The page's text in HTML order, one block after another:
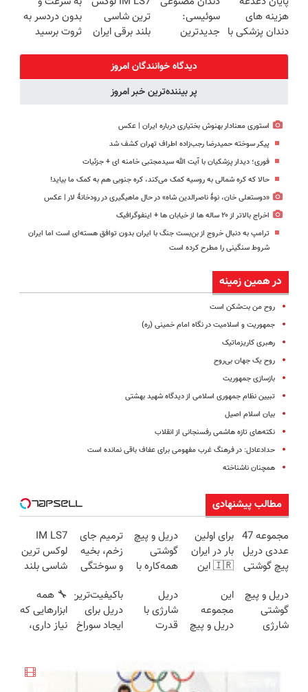
انقلاب
هزینه های
دندان پزشکی با
سوئیسی:
جدیدترین
سبک و مقاوم |
پرداخت قسطی
ترین شاسی
بلند برقی ایران
بدون دردسر به
ثروت برسید
پولسازی)
دیدگاه خوانندگان امروز
پر بیننده‌ترین خبر امروز
استوری معنادار بهنوش بختیاری درباره ایران | عکس
پیکر سوخته حمیدرضا رجب‌زاده اطراف تهران کشف شد
فوری؛ دیدار پزشکیان با آیت الله سیدمجتبی خامنه ای + جزئیات
حالا که کره شمالی به روسیه کمک می‌کند، کره جنوبی هم به کمک ما بیاید!
«دوستعلی خان، نوۀ ناصرالدین شاه» در حال ماهیگیری در رودخانۀ لار | عکس
اخراج بالاتر از ۲۰ ساله ها از خیابان ها + اینفوگرافیک
ترامپ به دنبال خروج از بن‌بست جنگ با ایران بدون توافق هسته‌ای است اما ایران
شروط سنگینی را مطرح کرده است
در همین زمینه
روح من بت‌شکن است
جمهوریت و اسلامیت در نگاه امام خمینی (ره)
رهبری کاریزماتیک
روح یک جهان بی‌روح
بازسازی جمهوریت
تبیین نظام جمهوری اسلامی از دیدگاه شهید بهشتی
بیان اسلام اصیل
نکته‌های تازه هاشمی رفسنجانی از انقلاب
حدادعادل: در فرهنگ غرب مفهومی برای عفاف باقی نمانده است
همچنان ناشناخته
مطالب پیشنهادی
مجموعه 47
عددی دریل
پیچ گوشتی
(تخفیف به
مدت
محدود)
برای اولین
بار در ایران
🇮🇷 این
ترمیم کننده
23 روزه
ساخت!
دریل و پیچ
گوشتی
همه‌کاره با
هوشمند ⚙️
(نصف
قیمت بازار
ترمیم جای
زخم، بخیه
و سوختگی
هفته!!😍
IM LS7
لوکس ترین
شاسی بلند
دریل و پیچ
گوشتی
شارژی
این
مجموعه
دریل و پیچ
نصف قیمت
دریل
شارژی با
قدرت
با گارانتی
تعویض)
باکیفیت‌ترین
دریل برای
ایجاد سوراخ
🔧 همه
ابزارهایی که
نیاز داری،
تخفیف به